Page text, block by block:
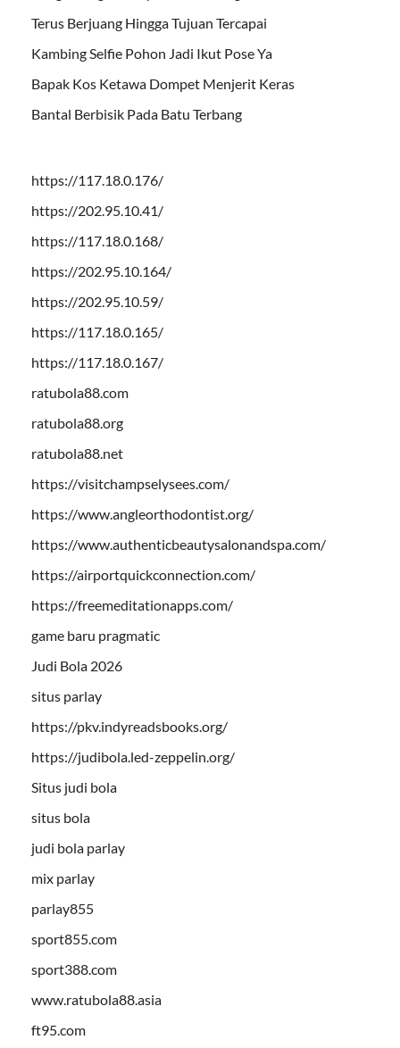
Terus Berjuang Hingga Tujuan Tercapai
Kambing Selfie Pohon Jadi Ikut Pose Ya
Bapak Kos Ketawa Dompet Menjerit Keras
Bantal Berbisik Pada Batu Terbang
https://117.18.0.176/
https://202.95.10.41/
https://117.18.0.168/
https://202.95.10.164/
https://202.95.10.59/
https://117.18.0.165/
https://117.18.0.167/
ratubola88.com
ratubola88.org
ratubola88.net
https://visitchampselysees.com/
https://www.angleorthodontist.org/
https://www.authenticbeautysalonandspa.com/
https://airportquickconnection.com/
https://freemeditationapps.com/
game baru pragmatic
Judi Bola 2026
situs parlay
https://pkv.indyreadsbooks.org/
https://judibola.led-zeppelin.org/
Situs judi bola
situs bola
judi bola parlay
mix parlay
parlay855
sport855.com
sport388.com
www.ratubola88.asia
ft95.com